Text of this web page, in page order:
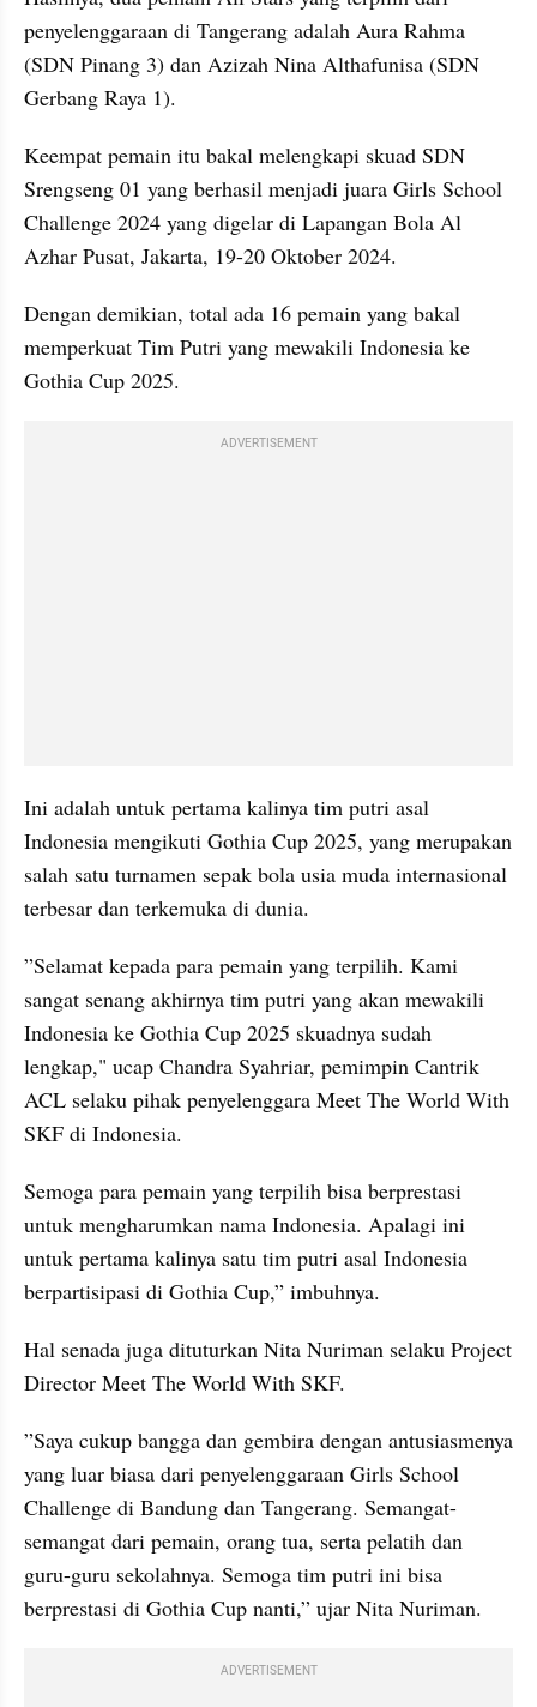
penyelenggaraan di Tangerang adalah Aura Rahma
(SDN Pinang 3) dan Azizah Nina Althafunisa (SDN
Gerbang Raya 1).
Keempat pemain itu bakal melengkapi skuad SDN
Srengseng 01 yang berhasil menjadi juara Girls School
Challenge 2024 yang digelar di Lapangan Bola Al
Azhar Pusat, Jakarta, 19-20 Oktober 2024.
Dengan demikian, total ada 16 pemain yang bakal
memperkuat Tim Putri yang mewakili Indonesia ke
Gothia Cup 2025.
ADVERTISEMENT
Ini adalah untuk pertama kalinya tim putri asal
Indonesia mengikuti Gothia Cup 2025, yang merupakan
salah satu turnamen sepak bola usia muda internasional
terbesar dan terkemuka di dunia.
”Selamat kepada para pemain yang terpilih. Kami
sangat senang akhirnya tim putri yang akan mewakili
Indonesia ke Gothia Cup 2025 skuadnya sudah
lengkap," ucap Chandra Syahriar, pemimpin Cantrik
ACL selaku pihak penyelenggara Meet The World With
SKF di Indonesia.
Semoga para pemain yang terpilih bisa berprestasi
untuk mengharumkan nama Indonesia. Apalagi ini
untuk pertama kalinya satu tim putri asal Indonesia
berpartisipasi di Gothia Cup,” imbuhnya.
Hal senada juga dituturkan Nita Nuriman selaku Project
Director Meet The World With SKF.
”Saya cukup bangga dan gembira dengan antusiasmenya
yang luar biasa dari penyelenggaraan Girls School
Challenge di Bandung dan Tangerang. Semangat-
semangat dari pemain, orang tua, serta pelatih dan
guru-guru sekolahnya. Semoga tim putri ini bisa
berprestasi di Gothia Cup nanti,” ujar Nita Nuriman.
ADVERTISEMENT